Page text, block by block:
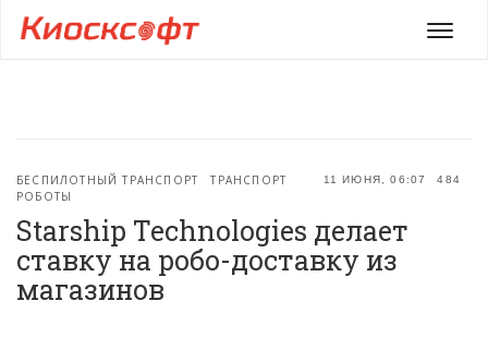
Меню
11 ИЮНЯ, 06:07 484
БЕСПИЛОТНЫЙ ТРАНСПОРТ
ТРАНСПОРТ
РОБОТЫ
Starship Technologies делает
ставку на робо-доставку из
магазинов